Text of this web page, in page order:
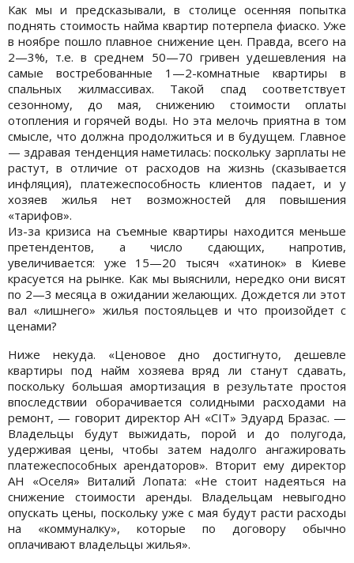
Как мы и предсказывали, в столице осенняя попытка
поднять стоимость найма квартир потерпела фиаско. Уже
в ноябре пошло плавное снижение цен. Правда, всего на
2—3%, т.е. в среднем 50—70 гривен удешевления на
самые востребованные 1—2-комнатные квартиры в
спальных жилмассивах. Такой спад соответствует
сезонному, до мая, снижению стоимости оплаты
отопления и горячей воды. Но эта мелочь приятна в том
смысле, что должна продолжиться и в будущем. Главное
— здравая тенденция наметилась: поскольку зарплаты не
растут, в отличие от расходов на жизнь (сказывается
инфляция), платежеспособность клиентов падает, и у
хозяев жилья нет возможностей для повышения
«тарифов».
Из-за кризиса на съемные квартиры находится меньше
претендентов, а число сдающих, напротив,
увеличивается: уже 15—20 тысяч «хатинок» в Киеве
красуется на рынке. Как мы выяснили, нередко они висят
по 2—3 месяца в ожидании желающих. Дождется ли этот
вал «лишнего» жилья постояльцев и что произойдет с
ценами?
Ниже некуда. «Ценовое дно достигнуто, дешевле
квартиры под найм хозяева вряд ли станут сдавать,
поскольку большая амортизация в результате простоя
впоследствии оборачивается солидными расходами на
ремонт, — говорит директор АН «СІТ» Эдуард Бразас. —
Владельцы будут выжидать, порой и до полугода,
удерживая цены, чтобы затем надолго ангажировать
платежеспособных арендаторов». Вторит ему директор
АН «Оселя» Виталий Лопата: «Не стоит надеяться на
снижение стоимости аренды. Владельцам невыгодно
опускать цены, поскольку уже с мая будут расти расходы
на «коммуналку», которые по договору обычно
оплачивают владельцы жилья».